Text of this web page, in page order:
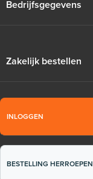
Bedrijfsgegevens
Zakelijk bestellen
INLOGGEN
BESTELLING HERROEPEN